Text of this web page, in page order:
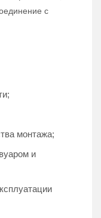
с
монтажа;
и